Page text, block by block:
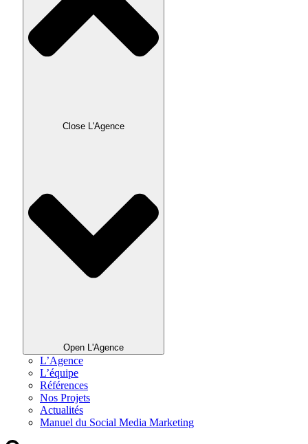
Close L'Agence
Open L'Agence
L’Agence
L’équipe
Références
Nos Projets
Actualités
Manuel du Social Media Marketing